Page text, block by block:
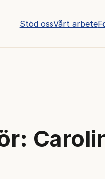
Stöd ossVårt arbete